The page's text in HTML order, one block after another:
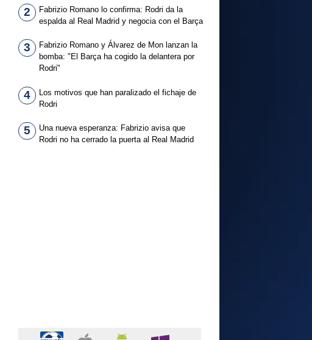
2
Fabrizio Romano lo confirma: Rodri da la
espalda al Real Madrid y negocia con el Barça
3
Fabrizio Romano y Álvarez de Mon lanzan la
bomba: "El Barça ha cogido la delantera por
Rodri"
4
Los motivos que han paralizado el fichaje de
Rodri
5
Una nueva esperanza: Fabrizio avisa que
Rodri no ha cerrado la puerta al Real Madrid